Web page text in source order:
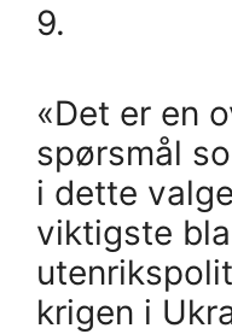
9.
«Det er en
spørsmål
i dette
viktigste
krigen i